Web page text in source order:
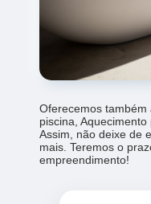
Oferecemos também
piscina,
Assim, não deixe de
mais. Teremos o
empreendimento!